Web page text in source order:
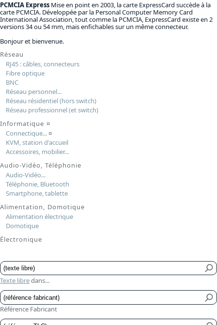
PCMCIA Express Mise en point en 2003, la carte ExpressCard succède à la
carte PCMCIA. Développée par la Personal Computer Memory Card
International Association, tout comme la PCMCIA, ExpressCard existe en 2
versions 34 ou 54 mm, mais enfichables sur un même connecteur.
Bonjour et bienvenue.
Réseau
RJ45 : câbles, connecteurs
Fibre optique
BNC
Réseau personnel...
Réseau résidentiel (hors switch)
Réseau professionnel (et switch)
Informatique ¤
Connectique...¤
KVM, station d'accueil
Accessoires, mobilier...
Audio-Vidéo, Téléphonie
Audio-Vidéo...
Téléphonie, Bluetooth
Smartphone, tablette
Alimentation, Domotique
Alimentation électrique
Domotique
Électronique
Texte libredans...
Référence Fabricant